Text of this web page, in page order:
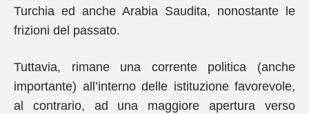
Turchia ed anche Arabia Saudita, nonostante le
frizioni del passato.
Tuttavia, rimane una corrente politica (anche
importante) all’interno delle istituzione favorevole,
al contrario, ad una maggiore apertura verso